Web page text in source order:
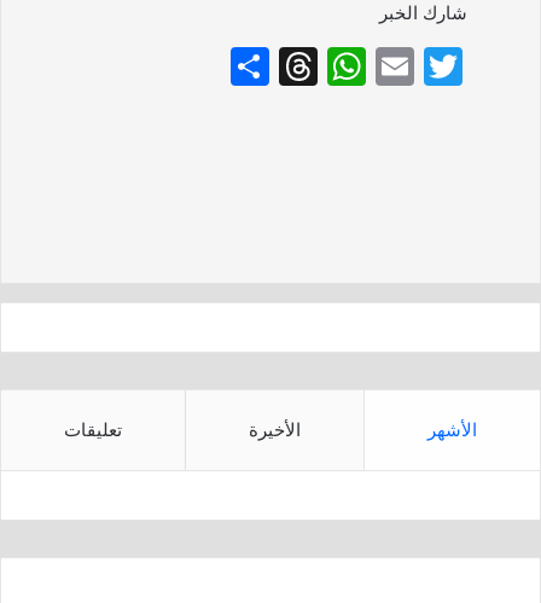
شارك الخبر
T
E
W
p
T
الأشهر الأخيرة تعليقات